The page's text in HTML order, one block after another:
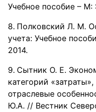
Учебное пособие –
Полковский Л. М.
учета: Учебное
2014.
Сытник О. Е.
категорий
отраслевые
Ю.А. // Вестник